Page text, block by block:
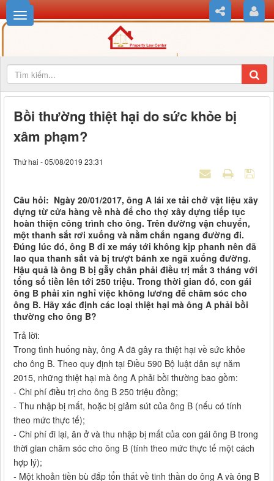
Bồi thường thiệt hại do sức khỏe bị
xâm phạm?
Thứ hai - 05/08/2019 23:31
Câu hỏi: Ngày 20/01/2017, ông A lái xe tải chở vật liệu xây
dựng từ cửa hàng về nhà để cho thợ xây dựng tiếp tục
hoàn thiện công trình cho ông. Trên đường vận chuyển,
một thanh sắt rơi xuống và nằm chắn ngang đường đi.
Đúng lúc đó, ông B đi xe máy tới không kịp phanh nên đã
lao qua thanh sắt và bị trượt bánh xe ngã xuống đường.
Hậu quả là ông B bị gẫy chân phải điều trị mất 3 tháng với
tổng số tiền lên tới 250 triệu. Trong thời gian đó, con gái
ông B phải xin nghỉ việc không lương để chăm sóc cho
ông B. Hãy xác định các loại thiệt hại mà ông A phải bồi
thường cho ông B?
Trả lời:
Trong tình huống này, ông A đã gây ra thiệt hại về sức khỏe
cho ông B. Theo quy định tại Điều 590 Bộ luật dân sự năm
2015, những thiệt hại mà ông A phải bồi thường bao gồm:
- Chi phí điều trị cho ông B 250 triệu đồng;
- Thu nhập bị mất, hoặc bị giảm sút của ông B (nếu có tính
theo mức thực tế);
- Chi phí đi lại, ăn ở và thu nhập bị mất của con gái ông B trong
thời gian chăm sóc cho ông B (tính theo mức thực tế một cách
hợp lý);
- Một khoản tiền bù đắp tổn thất về tinh thần do ông A và ông B